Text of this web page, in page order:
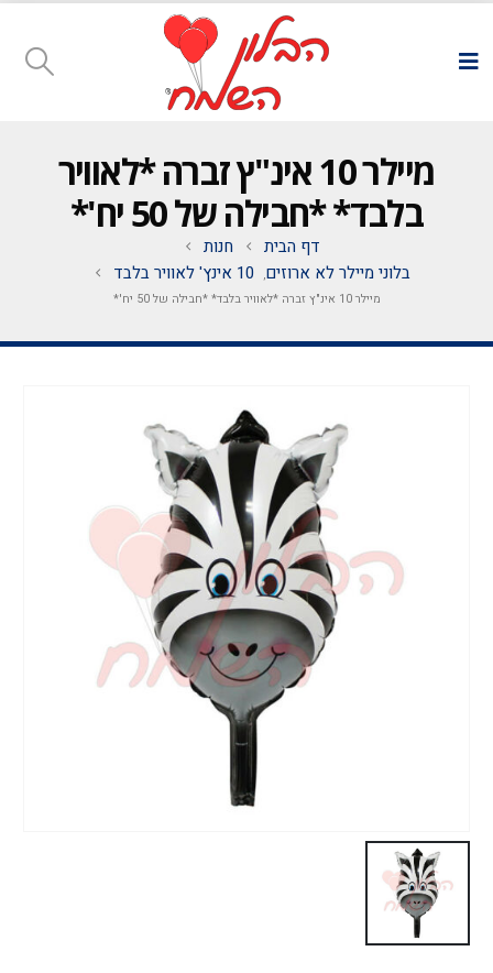
מיילר 10 אינ"ץ זברה *לאוויר
בלבד* *חבילה של 50 יח'*
דף הבית
חנות
בלוני מיילר לא ארוזים, 10 אינץ' לאוויר בלבד
מיילר 10 אינ"ץ זברה *לאוויר בלבד* *חבילה של 50 יח'*